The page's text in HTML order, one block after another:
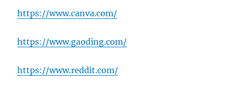
https://www.canva.com/
https://www.gaoding.com/
https://www.reddit.com/